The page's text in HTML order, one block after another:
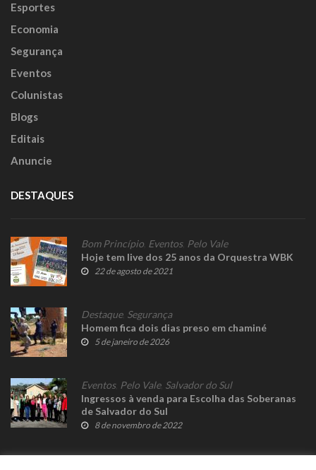
Esportes
Economia
Segurança
Eventos
Colunistas
Blogs
Editais
Anuncie
DESTAQUES
Bom Princípio Eventos, Pelo Vale
Hoje tem live dos 25 anos da Orquestra WBK
22 de agosto de 2021
Destaque, Segurança
Homem fica dois dias preso em chaminé
5 de janeiro de 2026
Eventos, Pelo Vale, Salvador do Sul
Ingressos à venda para Escolha das Soberanas
de Salvador do Sul
8 de novembro de 2022